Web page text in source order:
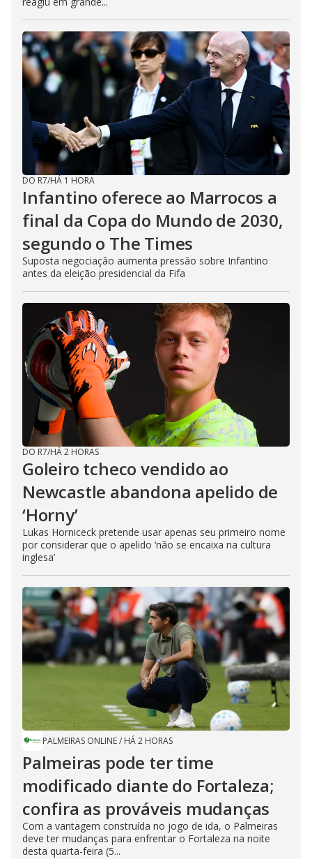
DO R7/HÁ 1 HORA
Infantino oferece ao Marrocos a
final da Copa do Mundo de 2030,
segundo o The Times
Suposta negociação aumenta pressão sobre Infantino
antes da eleição presidencial da Fifa
DO R7/HÁ 2 HORAS
Goleiro tcheco vendido ao
Newcastle abandona apelido de
‘Horny’
Lukas Horniceck pretende usar apenas seu primeiro nome
por considerar que o apelido ‘não se encaixa na cultura
inglesa’
PALMEIRAS ONLINE/ HÁ 2 HORAS
Palmeiras pode ter time
modificado diante do Fortaleza;
confira as prováveis mudanças
Com a vantagem construída no jogo de ida, o Palmeiras
deve ter mudanças para enfrentar o Fortaleza na noite
desta quarta-feira (5...